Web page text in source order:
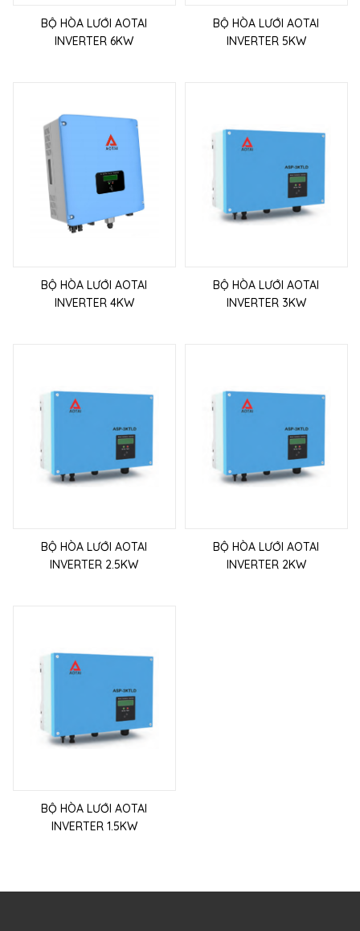
BỘ HÒA LƯỚI AOTAI
INVERTER 6KW
BỘ HÒA LƯỚI AOTAI
INVERTER 5KW
BỘ HÒA LƯỚI AOTAI
INVERTER 4KW
BỘ HÒA LƯỚI AOTAI
INVERTER 3KW
BỘ HÒA LƯỚI AOTAI
INVERTER 2.5KW
BỘ HÒA LƯỚI AOTAI
INVERTER 2KW
BỘ HÒA LƯỚI AOTAI
INVERTER 1.5KW